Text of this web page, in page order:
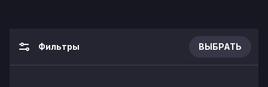
Фильтры ВЫБРАТЬ